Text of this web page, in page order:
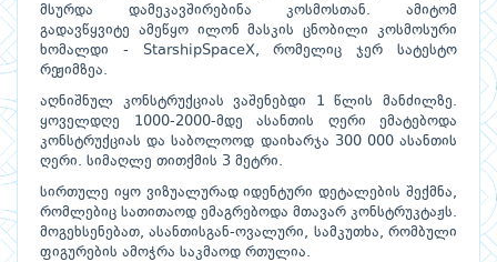
მსურდა დამეკავშირებინა კოსმოსთან. ამიტომ
გადავწყვიტე ამეწყო ილონ მასკის ცნობილი კოსმოსური
ხომალდი - StarshipSpaceX, რომელიც ჯერ სატესტო
რეჟიმზეა.
აღნიშნულ კონსტრუქციას ვაშენებდი 1 წლის მანძილზე.
ყოველდღე 1000-2000-მდე ასანთის ღერი ემატებოდა
კონსტრუქციას და საბოლოოდ დაიხარჯა 300 000 ასანთის
ღერი. სიმაღლე თითქმის 3 მეტრი.
სირთულე იყო ვიზუალურად იდენტური დეტალების შექმნა,
რომლებიც სათითაოდ ემაგრებოდა მთავარ კონსტრუკტაჟს.
მოგეხსენებათ, ასანთისგან-ოვალური, სამკუთხა, რომბული
ფიგურების ამოჭრა საკმაოდ რთულია.